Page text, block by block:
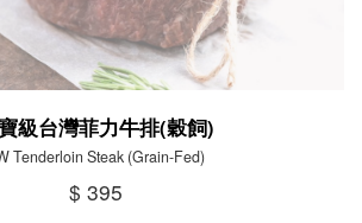
級台灣菲力牛排(穀飼)
Tenderloin Steak (Grain-Fed)
$ 395